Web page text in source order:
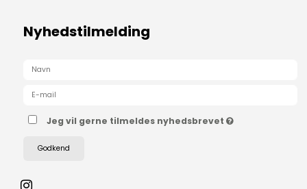
Nyhedstilmelding
Jeg vil gerne tilmeldes nyhedsbrevet
Godkend